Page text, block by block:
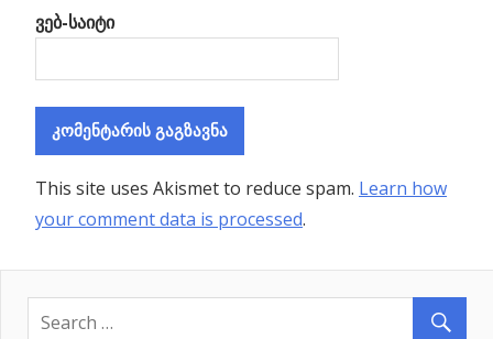
ვებ-საიტი
This site uses Akismet to reduce spam. Learn how
your comment data is processed.